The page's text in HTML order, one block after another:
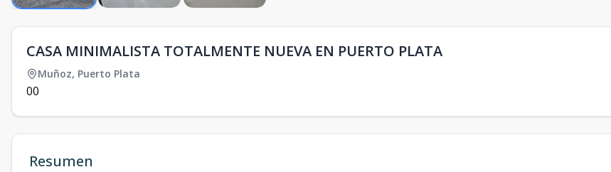
CASA MINIMALISTA TOTALMENTE NUEVA EN PUERTO PLATA
Muñoz, Puerto Plata
00
Resumen